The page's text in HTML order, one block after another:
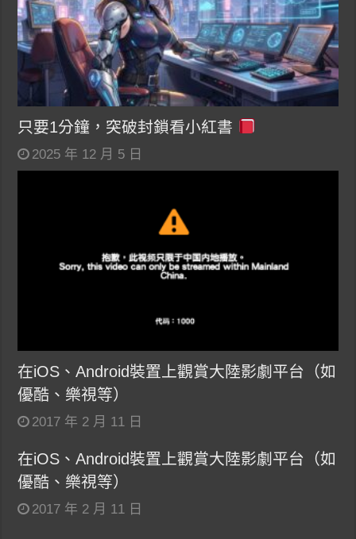
只要1分鐘，突破封鎖看小紅書
2025 年 12 月 5 日
在iOS、Android裝置上觀賞大陸影劇平台（如
優酷、樂視等）
2017 年 2 月 11 日
在iOS、Android裝置上觀賞大陸影劇平台（如
優酷、樂視等）
2017 年 2 月 11 日